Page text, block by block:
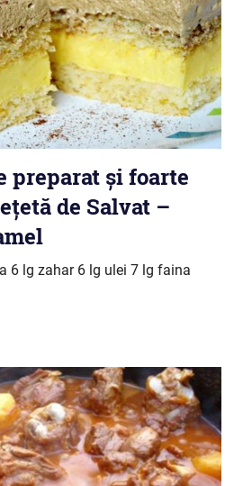
preparat și foarte
de Salvat –
6 lg zahar 6 lg ulei 7 lg faina